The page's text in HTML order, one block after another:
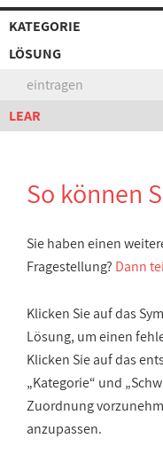
KATEGORIE
LÖSUNG
eintragen
LEAR
So können
Sie haben einen
Fragestellung? Dann
Klicken Sie auf das
Lösung, um einen
Klicken Sie auf das
„Kategorie“ und
Zuordnung
anzupassen.